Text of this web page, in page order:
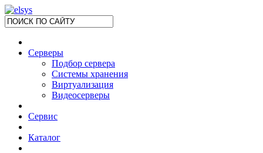
Серверы
Подбор сервера
Системы хранения
Виртуализация
Видеосерверы
Сервис
Каталог